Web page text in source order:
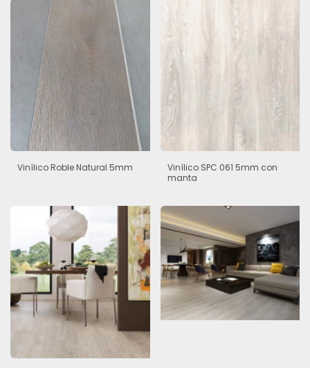
Vinílico Roble Natural 5mm
Vinílico SPC 061 5mm con
manta